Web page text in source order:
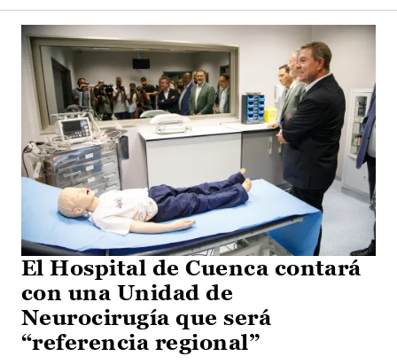
El Hospital de Cuenca contará
con una Unidad de
Neurocirugía que será
“referencia regional”